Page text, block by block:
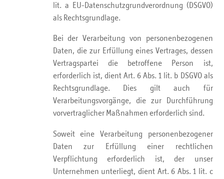
lit. a EU-Datenschutzgrundverordnung (DSGVO)
als Rechtsgrundlage.
Bei der Verarbeitung von personenbezogenen
Daten, die zur Erfüllung eines Vertrages, dessen
Vertragspartei die betroffene Person ist,
erforderlich ist, dient Art. 6 Abs. 1 lit. b DSGVO als
Rechtsgrundlage. Dies gilt auch für
Verarbeitungsvorgänge, die zur Durchführung
vorvertraglicher Maßnahmen erforderlich sind.
Soweit eine Verarbeitung personenbezogener
Daten zur Erfüllung einer rechtlichen
Verpflichtung erforderlich ist, der unser
Unternehmen unterliegt, dient Art. 6 Abs. 1 lit. c